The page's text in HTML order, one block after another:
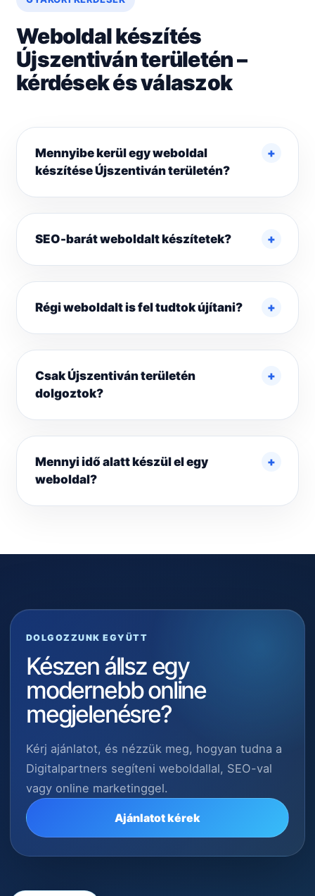
Weboldal készítés
Újszentiván területén –
kérdések és válaszok
Mennyibe kerül egy weboldal
készítése Újszentiván területén?
SEO-barát weboldalt készítetek?
Régi weboldalt is fel tudtok újítani?
Csak Újszentiván területén
dolgoztok?
Mennyi idő alatt készül el egy
weboldal?
DOLGOZZUNK EGYÜTT
Készen állsz egy
modernebb online
megjelenésre?
Kérj ajánlatot, és nézzük meg, hogyan tudna a
Digitalpartners segíteni weboldallal, SEO-val
vagy online marketinggel.
Ajánlatot kérek